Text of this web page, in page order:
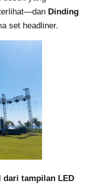
Dinding
set headliner.
daritampilan LED